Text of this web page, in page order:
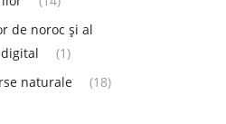
de noroc și al
(1)
naturale
(18)